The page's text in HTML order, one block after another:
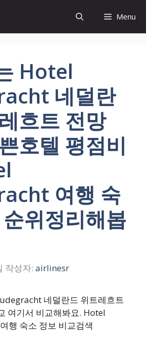
Menu
Hotel
네덜란
흐트 전망
호텔 평점비
여행 숙
위정리해봅
작성자: airlinesr
네덜란드 위트레흐트
여기서 비교해봐요. Hotel
행 숙소 정보 비교검색